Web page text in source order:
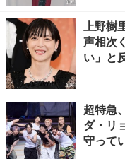
上野樹
声相次
い」と
超特急
ダ・リ
守って